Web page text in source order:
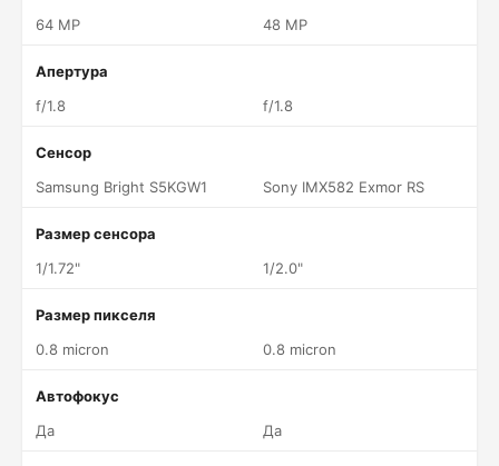
64 MP
48 MP
Апертура
f/1.8
f/1.8
Сенсор
Samsung Bright S5KGW1
Sony IMX582 Exmor RS
Размер сенсора
1/1.72"
1/2.0"
Размер пикселя
0.8 micron
0.8 micron
Автофокус
Да
Да